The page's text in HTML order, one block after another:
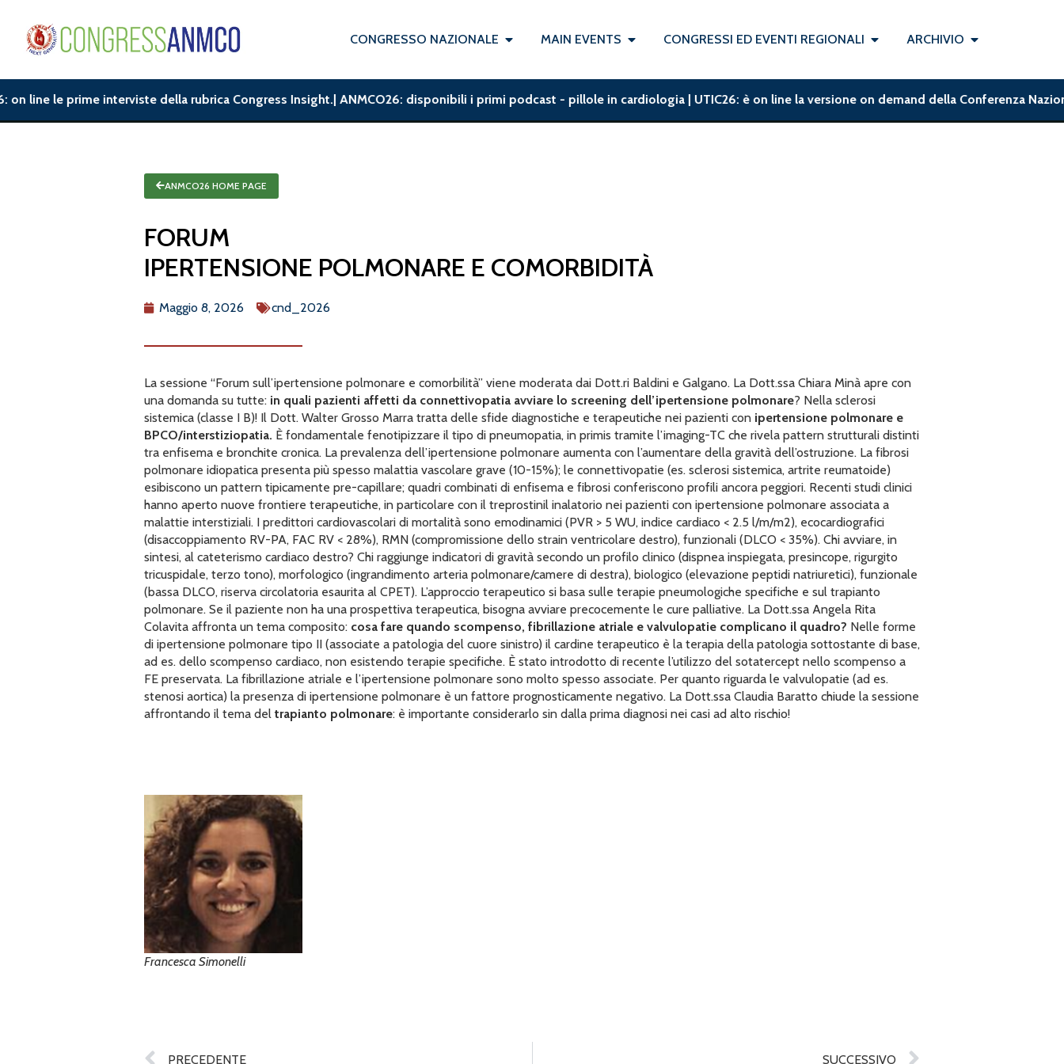
CONGRESSO NAZIONALE MAIN EVENTS CONGRESSI ED EVENTI REGIONALI ARCHIVIO
line le prime interviste della rubrica Congress Insight.| ANMCO26: disponibili i primi podcast - pillole in cardiologia | UTIC26: è on line la versione on demand della Conferenza
ANMCO26 HOME PAGE
FORUM
IPERTENSIONE POLMONARE E COMORBIDITÀ
Maggio 8, 2026 cnd_2026
La sessione “Forum sull’ipertensione polmonare e comorbilità” viene moderata dai Dott.ri Baldini e Galgano. La Dott.ssa Chiara Minà apre con
una domanda su tutte: in quali pazienti affetti da connettivopatia avviare lo screening dell’ipertensione polmonare? Nella sclerosi
sistemica (classe I B)! Il Dott. Walter Grosso Marra tratta delle sfide diagnostiche e terapeutiche nei pazienti con ipertensione polmonare e
BPCO/interstiziopatia. È fondamentale fenotipizzare il tipo di pneumopatia, in primis tramite l’imaging-TC che rivela pattern strutturali distinti
tra enfisema e bronchite cronica. La prevalenza dell’ipertensione polmonare aumenta con l’aumentare della gravità dell’ostruzione. La fibrosi
polmonare idiopatica presenta più spesso malattia vascolare grave (10-15%); le connettivopatie (es. sclerosi sistemica, artrite reumatoide)
esibiscono un pattern tipicamente pre-capillare; quadri combinati di enfisema e fibrosi conferiscono profili ancora peggiori. Recenti studi clinici
hanno aperto nuove frontiere terapeutiche, in particolare con il treprostinil inalatorio nei pazienti con ipertensione polmonare associata a
malattie interstiziali. I predittori cardiovascolari di mortalità sono emodinamici (PVR > 5 WU, indice cardiaco < 2.5 l/m/m2), ecocardiografici
(disaccoppiamento RV-PA, FAC RV < 28%), RMN (compromissione dello strain ventricolare destro), funzionali (DLCO < 35%). Chi avviare, in
sintesi, al cateterismo cardiaco destro? Chi raggiunge indicatori di gravità secondo un profilo clinico (dispnea inspiegata, presincope, rigurgito
tricuspidale, terzo tono), morfologico (ingrandimento arteria polmonare/camere di destra), biologico (elevazione peptidi natriuretici), funzionale
(bassa DLCO, riserva circolatoria esaurita al CPET). L’approccio terapeutico si basa sulle terapie pneumologiche specifiche e sul trapianto
polmonare. Se il paziente non ha una prospettiva terapeutica, bisogna avviare precocemente le cure palliative. La Dott.ssa Angela Rita
Colavita affronta un tema composito: cosa fare quando scompenso, fibrillazione atriale e valvulopatie complicano il quadro? Nelle forme
di ipertensione polmonare tipo II (associate a patologia del cuore sinistro) il cardine terapeutico è la terapia della patologia sottostante di base,
ad es. dello scompenso cardiaco, non esistendo terapie specifiche. È stato introdotto di recente l’utilizzo del sotatercept nello scompenso a
FE preservata. La fibrillazione atriale e l’ipertensione polmonare sono molto spesso associate. Per quanto riguarda le valvulopatie (ad es.
stenosi aortica) la presenza di ipertensione polmonare è un fattore prognosticamente negativo. La Dott.ssa Claudia Baratto chiude la sessione
affrontando il tema del trapianto polmonare: è importante considerarlo sin dalla prima diagnosi nei casi ad alto rischio!
Francesca Simonelli
PRECEDENTE SUCCESSIVO